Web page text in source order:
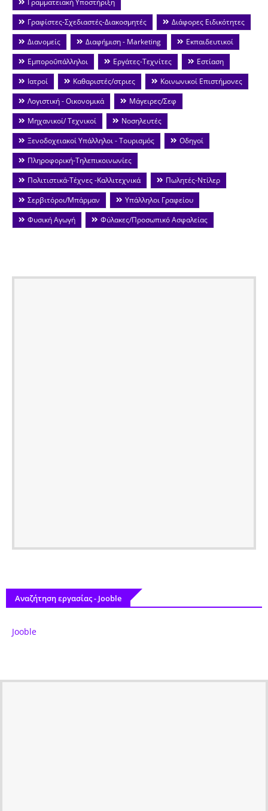
Γραφίστες-Σχεδιαστές-Διακοσμητές
Διάφορες Ειδικότητες
Διανομείς
Διαφήμιση - Marketing
Εκπαιδευτικοί
Εμποροΰπάλληλοι
Εργάτες-Τεχνίτες
Εστίαση
Ιατροί
Καθαριστές/στριες
Κοινωνικοί Επιστήμονες
Λογιστική - Οικονομικά
Μάγειρες/Σεφ
Μηχανικοί/ Τεχνικοί
Νοσηλευτές
Ξενοδοχειακοί Υπάλληλοι - Τουρισμός
Οδηγοί
Πληροφορική-Τηλεπικοινωνίες
Πολιτιστικά-Τέχνες -Καλλιτεχνικά
Πωλητές-Ντίλερ
Σερβιτόροι/Μπάρμαν
Υπάλληλοι Γραφείου
Φυσική Αγωγή
Φύλακες/Προσωπικό Ασφαλείας
Αναζήτηση εργασίας - Jooble
Jooble